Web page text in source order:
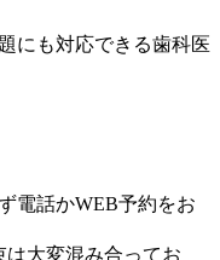
にも対応できる歯科医
電話かWEB予約をお
大変混み合ってお